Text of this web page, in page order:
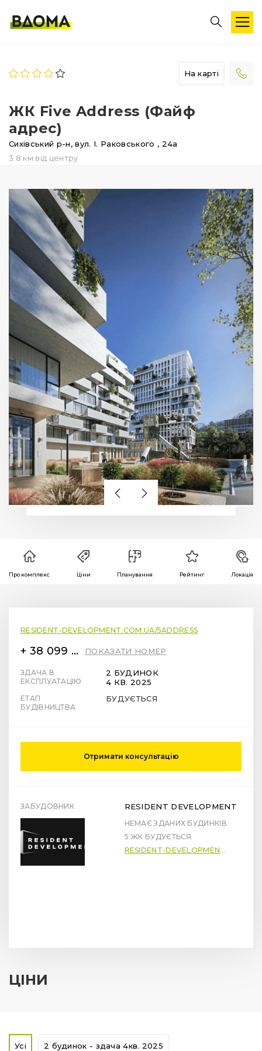
На карті
ЖК Five Address (Файф
адрес)
Сихівський р-н,вул. І. Раковського , 24а
3.8 км від центру
Про комплекс Ціни Планування Рейтинг Локація
RESIDENT-DEVELOPMENT.COM.UA/5ADDRESS
+ 38 099 78 78 287 ПОКАЗАТИ НОМЕР
ЗДАЧА В
ЕКСПЛУАТАЦІЮ
2 БУДИНОК
4 КВ. 2025
ЕТАП
БУДІВНИЦТВА
БУДУЄТЬСЯ
Отримати консультацію
ЗАБУДОВНИК RESIDENT DEVELOPMENT
НЕМАЄ ЗДАНИХ БУДИНКІВ
5 ЖК БУДУЄТЬСЯ
RESIDENT-DEVELOPMENT.COM.UA
ЦІНИ
Усі 2 будинок - здача 4кв. 2025